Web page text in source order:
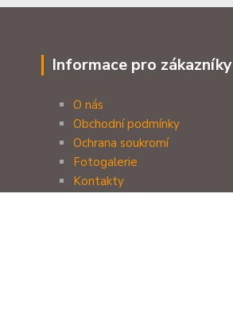
Informace pro zákazníky
O nás
Obchodní podmínky
Ochrana soukromí
Fotogalerie
Kontakty